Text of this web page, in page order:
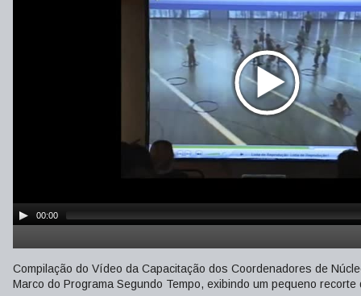
00:00
Compilação do Vídeo da Capacitação dos Coordenadores de
Marco do Programa Segundo Tempo, exibindo um pequeno